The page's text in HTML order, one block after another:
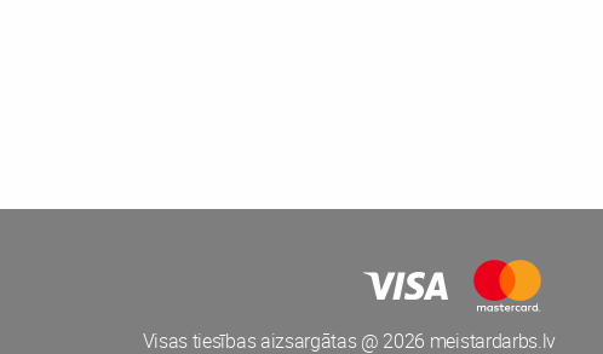
Visas tiesības aizsargātas @ 2026 meistardarbs.lv